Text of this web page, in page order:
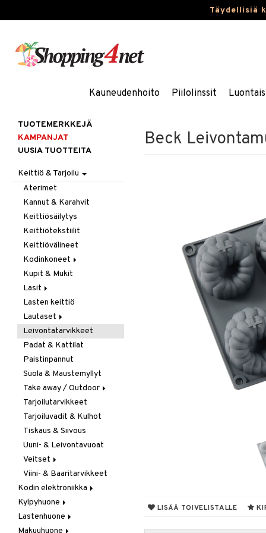
Täydellisiä
Kauneudenhoito Piilolinssit
Beck
LISÄÄ TOIVELISTALLE
TUOTEMERKKEJÄ
KAMPANJAT
UUSIA TUOTTEITA
Keittiö & Tarjoilu
Aterimet
Kannut & Karahvit
Keittiösäilytys
Keittiötekstiilit
Keittiövälineet
Kodinkoneet
Kahvi, Tee & Espresso
Leivänpaahtimet
Mixerit &
Sähkövatkaimet
Muut koneet
Vedenkeittimet
Kupit & Mukit
Lasit
Juoma- & Cocktailasit
Juomalasit
Olutlasit
Shamppanjalasit
Snapsi- & Aveclasit
Viinilasit
Whiskey- & Konjakkilasit
Lasten keittiö
Lautaset
Asetit
Ruokalautaset
Syvät lautaset
Leivontatarvikkeet
Padat & Kattilat
Paistinpannut
Suola & Maustemyllyt
Take away / Outdoor
Eväslaatikot
Pullot
Termoskannut
Termosmukit
Tarjoilutarvikkeet
Tarjoiluvadit & Kulhot
Tiskaus & Siivous
Uuni- & Leivontavuoat
Veitset
Erityisveitset
Keittiöveitset
Kuorinta- &
Vihannesveitset
Leikkuulaudat
Viini- & Baaritarvikkeet
Kodin elektroniikka
Ääni
Kylpyhuone
Kylpyhuoneen sisustus
Kylpyhuoneen tarvikkeita
Lastenhuone
Kylpyhuoneen koristelu
Makuuhuone